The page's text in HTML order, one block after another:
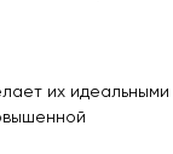
их идеальными